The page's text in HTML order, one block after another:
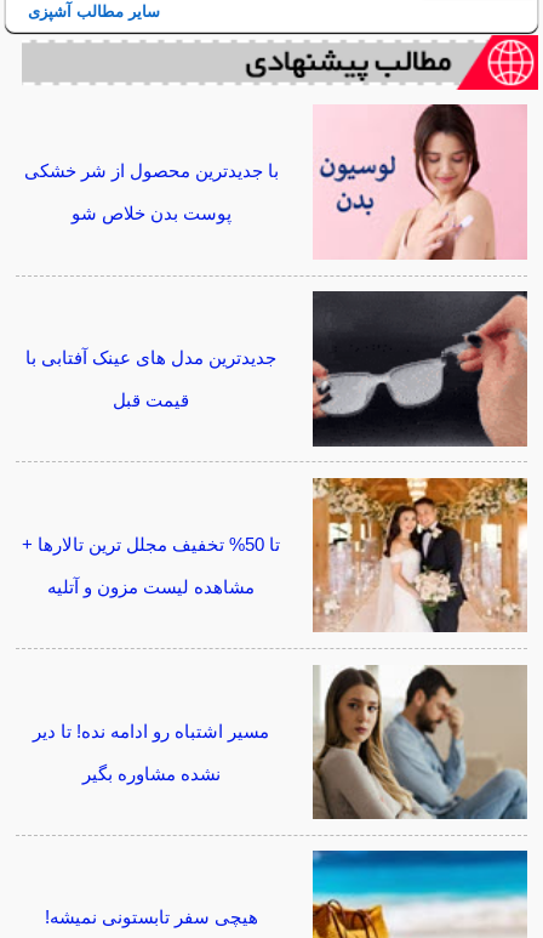
سایر مطالب آشپزی
با جدیدترین محصول از شر خشکی
پوست بدن خلاص شو
جدیدترین مدل های عینک آفتابی با
قیمت قبل
تا 50% تخفیف مجلل ترین تالارها +
مشاهده لیست مزون و آتلیه
مسیر اشتباه رو ادامه نده! تا دیر
نشده مشاوره بگیر
هیچی سفر تابستونی نمیشه!